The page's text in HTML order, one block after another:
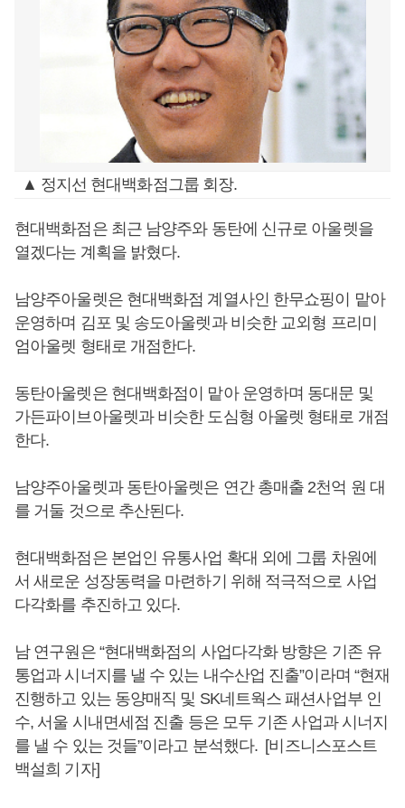
▲ 정지선 현대백화점그룹 회장.
현대백화점은 최근 남양주와 동탄에 신규로 아울렛을
열겠다는 계획을 밝혔다.
남양주아울렛은 현대백화점 계열사인 한무쇼핑이 맡아
운영하며 김포 및 송도아울렛과 비슷한 교외형 프리미
엄아울렛 형태로 개점한다.
동탄아울렛은 현대백화점이 맡아 운영하며 동대문 및
가든파이브아울렛과 비슷한 도심형 아울렛 형태로 개점
한다.
남양주아울렛과 동탄아울렛은 연간 총매출 2천억 원 대
를 거둘 것으로 추산된다.
현대백화점은 본업인 유통사업 확대 외에 그룹 차원에
서 새로운 성장동력을 마련하기 위해 적극적으로 사업
다각화를 추진하고 있다.
남 연구원은 “현대백화점의 사업다각화 방향은 기존 유
통업과 시너지를 낼 수 있는 내수산업 진출”이라며 “현재
진행하고 있는 동양매직 및 SK네트웍스 패션사업부 인
수, 서울 시내면세점 진출 등은 모두 기존 사업과 시너지
를 낼 수 있는 것들”이라고 분석했다. [비즈니스포스트
백설희 기자]